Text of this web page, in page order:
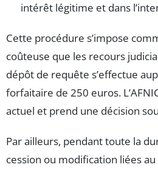
intérêt légitime et dans
Cette procédure s’impose
coûteuse que les recours
dépôt de requête s’effectue
forfaitaire de 250 euros.
actuel et prend une décision
Par ailleurs, pendant toute la
cession ou modification liées